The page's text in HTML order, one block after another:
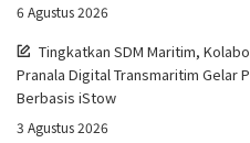
6 Agustus 2026
Tingkatkan SDM Maritim,
Pranala Digital Transmaritim Gelar
Berbasis iStow
3 Agustus 2026